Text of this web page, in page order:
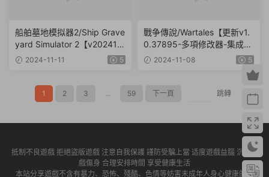
船舶墓地模拟器2/Ship Grave
yard Simulator 2【v202411
08|容量11.6GB|官方簡體中
2024-11-11 5
戰争傳說/Wartales【更新v1.
0.37895-多項修改器-集成D
LC】2024-11-08 5
1 2 3 ... 59 下一頁 跳轉
抵制不良遊戲 拒絕盜版遊戲 注意自我保護 謹防受騙上當 适度遊戲益腦 沉迷遊
戲傷身 合理安排時間 享受健康生活
本站分享遊戲不含有暴力、恐怖、殘酷、色情等妨害未成年人身心健康的内